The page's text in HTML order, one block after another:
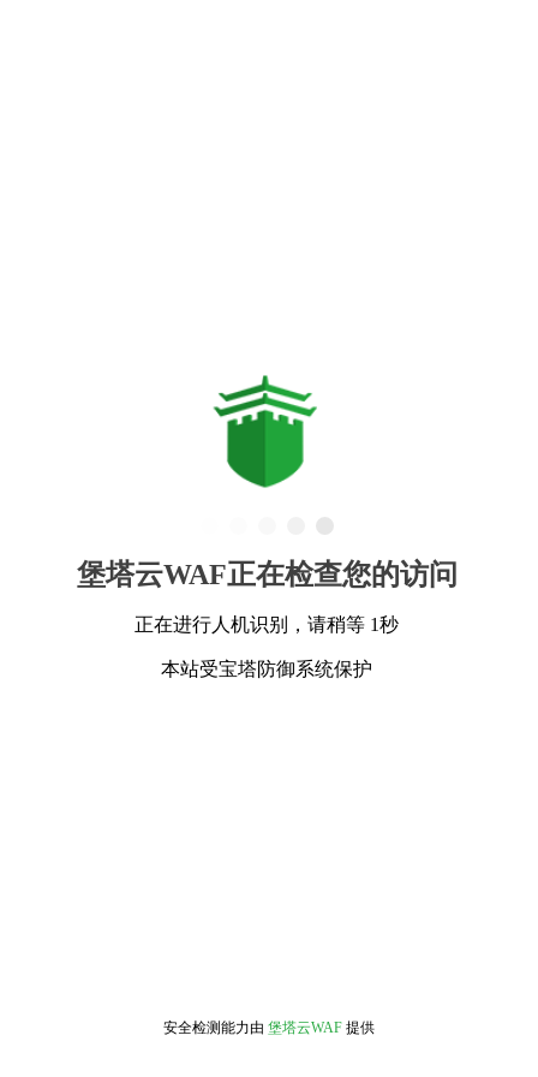
堡塔云WAF正在检查您的访问
正在进行人机识别，请稍等 1秒
本站受宝塔防御系统保护
安全检测能力由 堡塔云WAF 提供